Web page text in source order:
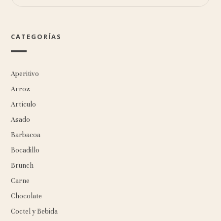
CATEGORÍAS
Aperitivo
Arroz
Artículo
Asado
Barbacoa
Bocadillo
Brunch
Carne
Chocolate
Coctel y Bebida